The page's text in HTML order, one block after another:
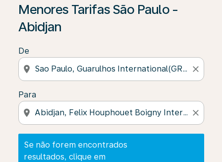
Menores Tarifas São Paulo -
Abidjan
De
location_on close
Para
location_on close
Se não forem encontrados
resultados, clique em
Se não forem encontrados resultados, clique em